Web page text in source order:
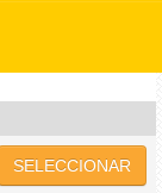
SELECCIONAR